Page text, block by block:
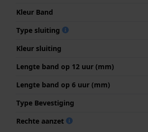
Kleur Band
Type sluiting
Kleur sluiting
Lengte band op 12 uur (mm)
Lengte band op 6 uur (mm)
Type Bevestiging
Rechte aanzet